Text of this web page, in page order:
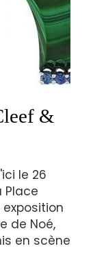
&
le 26
Place
de Noé,
en scène